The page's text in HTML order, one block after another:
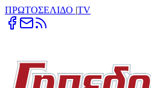
ΠΡΩΤΟΣΕΛΙΔΟ |TV